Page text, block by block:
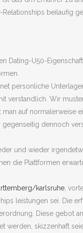
beilaufig
Dating-U50-
personliche
verstandlich. Wir
auf normalerweise
dennoch
und wieder
die Plattformen
karlsruhe ,
leistungen sei. Die
Diese gebot
werden, skizzenhaft